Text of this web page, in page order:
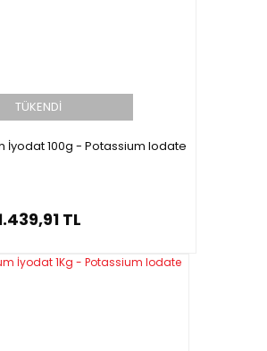
TÜKENDİ
İyodat 100g - Potassium Iodate
TL